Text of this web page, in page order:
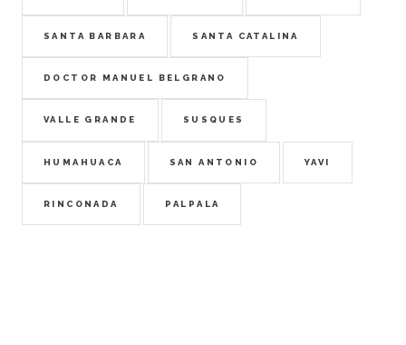
SANTA BARBARA SANTA CATALINA
DOCTOR MANUEL BELGRANO
VALLE GRANDE SUSQUES
HUMAHUACA SAN ANTONIO YAVI
RINCONADA PALPALA